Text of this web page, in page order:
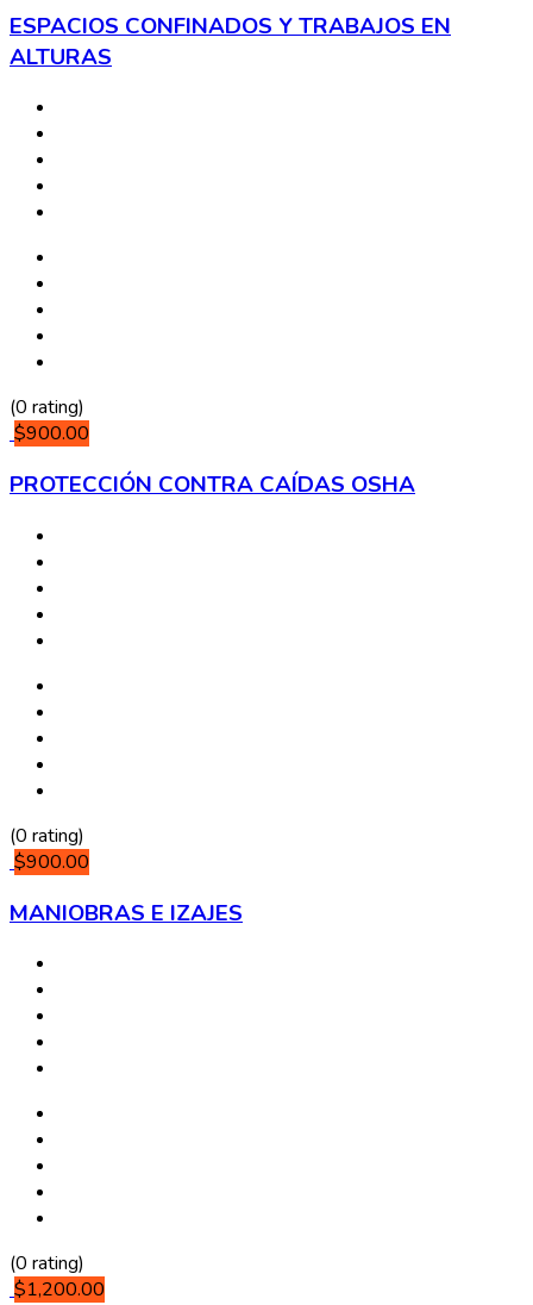
ESPACIOS CONFINADOS Y TRABAJOS EN
ALTURAS
(0 rating)
$900.00
PROTECCIÓN CONTRA CAÍDAS OSHA
(0 rating)
$900.00
MANIOBRAS E IZAJES
(0 rating)
$1,200.00